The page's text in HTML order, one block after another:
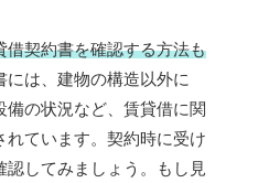
借契約書を確認する方法も
には、建物の構造以外に
備の状況など、賃貸借に関
れています。契約時に受け
認してみましょう。もし見